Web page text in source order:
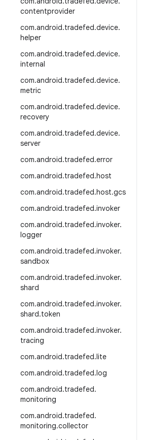
contentprovider
com.android.tradefed.device.
helper
com.android.tradefed.device.
internal
com.android.tradefed.device.
metric
com.android.tradefed.device.
recovery
com.android.tradefed.device.
server
com.android.tradefed.error
com.android.tradefed.host
com.android.tradefed.host.gcs
com.android.tradefed.invoker
com.android.tradefed.invoker.
logger
com.android.tradefed.invoker.
sandbox
com.android.tradefed.invoker.
shard
com.android.tradefed.invoker.
shard.token
com.android.tradefed.invoker.
tracing
com.android.tradefed.lite
com.android.tradefed.log
com.android.tradefed.
monitoring
com.android.tradefed.
monitoring.collector